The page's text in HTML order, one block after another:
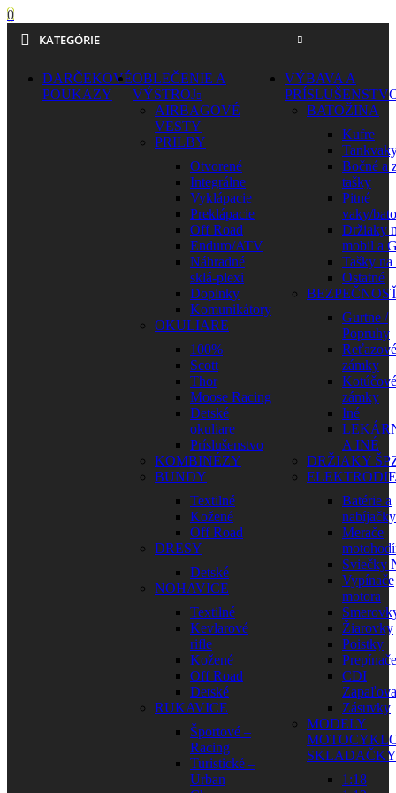
0
KATEGÓRIE
DARČEKOVÉ
POUKAZY
OBLEČENIE A
VÝSTROJ
AIRBAGOVÉ
VESTY
PRILBY
Otvorené
Integrálne
Vyklápacie
Preklápacie
Off Road
Enduro/ATV
Náhradné
sklá-plexi
Doplnky
Komunikátory
OKULIARE
100%
Scott
Thor
Moose Racing
Detské
okuliare
Príslušenstvo
KOMBINÉZY
BUNDY
Textilné
Kožené
Off Road
DRESY
Detské
NOHAVICE
Textilné
Kevlarové
rifle
Kožené
Off Road
Detské
RUKAVICE
Športové –
Racing
Turistické –
Urban
VÝBAVA A
BATOŽINA
Kufre
Bočné a
tašky
Pitné
vaky/
Držiaky
mobil a
Tašky na
Ostatné
Gurtne /
Popruhy
Reťazové
zámky
Kotúčové
zámky
Iné
A INÉ
DRŽIAKY
Batérie a
nabíjačky
Merače
Sviečky
Vypínače
motora
Žiarovky
Poistky
Prepínače
CDI
Zásuvky
MODELY
SKLADAČKY
1:18